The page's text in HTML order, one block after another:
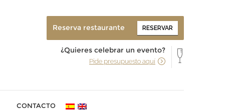
Reserva restaurante RESERVAR
¿Quieres celebrar un evento?
Pide presupuesto aquí
CONTACTO